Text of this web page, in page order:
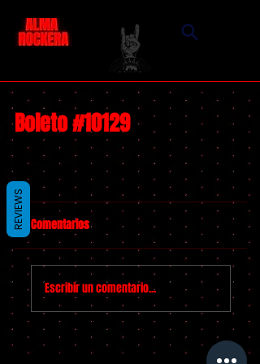
Boleto #10129
Comentarios
Escribir un comentario...
REVIEWS